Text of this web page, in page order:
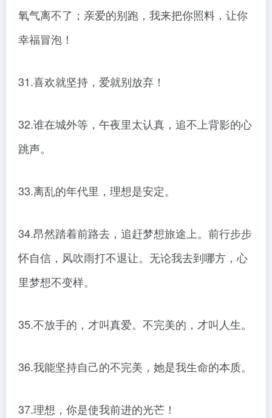
氧气离不了；亲爱的别跑，我来把你照料，让你
幸福冒泡！
31.喜欢就坚持，爱就别放弃！
32.谁在城外等，午夜里太认真，追不上背影的心
跳声。
33.离乱的年代里，理想是安定。
34.昂然踏着前路去，追赶梦想旅途上。前行步步
怀自信，风吹雨打不退让。无论我去到哪方，心
里梦想不变样。
35.不放手的，才叫真爱。不完美的，才叫人生。
36.我能坚持自己的不完美，她是我生命的本质。
37.理想，你是使我前进的光芒！